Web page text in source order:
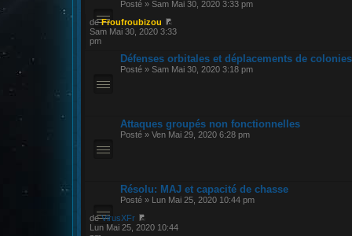
Posté » Sam Mai 30, 2020 3:33 pm
deFroufroubizou
Sam Mai 30, 2020 3:33
pm
Défenses orbitales et déplacements de colonies
Posté » Sam Mai 30, 2020 3:18 pm
Attaques groupés non fonctionnelles
Posté » Ven Mai 29, 2020 6:28 pm
Résolu: MAJ et capacité de chasse
Posté » Lun Mai 25, 2020 10:44 pm
deVirusXFr
Lun Mai 25, 2020 10:44